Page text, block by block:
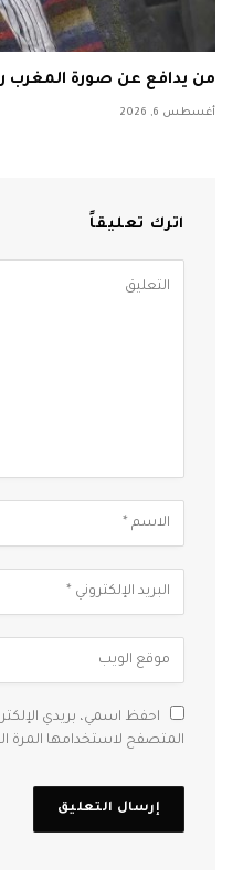
من يدافع عن صورة المغرب
أغسطس 6, 2026
اترك تعليقاً
احفظ اسمي، بريدي
المتصفح لاستخدامها المرة